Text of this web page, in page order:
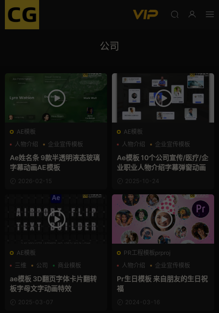
公司
AE模板
人物介绍
企业宣传模板
公司
Ae姓名条 9款半透明液态玻璃
字幕动画AE模板
2026-02-15
AE模板
人物介绍
企业宣传模板
公司
Ae模板 10个公司宣传/医疗/企
业职业人物介绍字幕弹窗动画
2025-10-24
AE模板
三维
公司 商业模板
ae模板 3D翻页字体卡片翻转
板字母文字动画特效
2025-03-07
PR工程模板prproj
人物介绍
企业宣传模板
公司
Pr生日模板 来自朋友的生日祝
福
2024-03-16